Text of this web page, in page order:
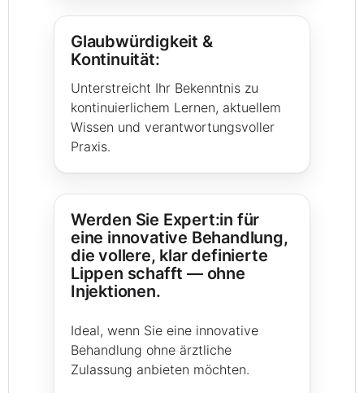
Glaubwürdigkeit &
Kontinuität:
Unterstreicht Ihr Bekenntnis zu
kontinuierlichem Lernen, aktuellem
Wissen und verantwortungsvoller
Praxis.
Werden Sie Expert:in für
eine innovative Behandlung,
die vollere, klar definierte
Lippen schafft — ohne
Injektionen.
Ideal, wenn Sie eine innovative
Behandlung ohne ärztliche
Zulassung anbieten möchten.